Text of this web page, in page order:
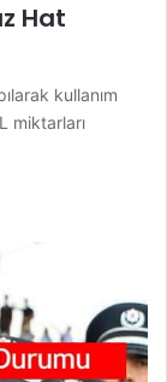
Hat
kullanım
miktarları